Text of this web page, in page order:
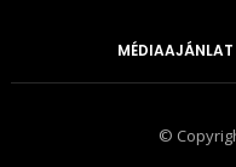
MÉDIAAJÁNLAT
©